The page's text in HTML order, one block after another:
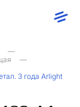
3 года Arlight